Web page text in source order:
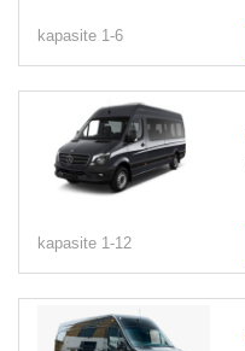
kapasite 1-6
kapasite 1-12